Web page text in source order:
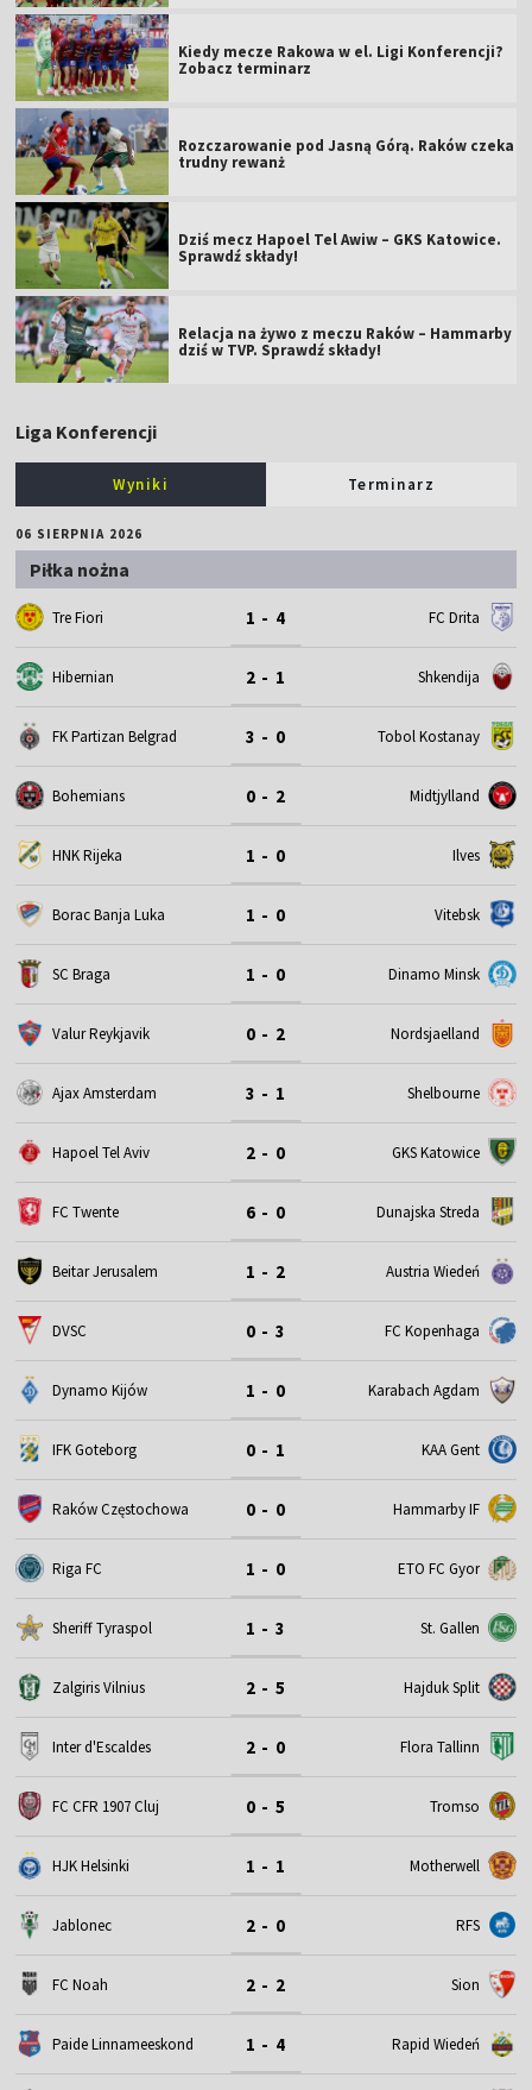
Kiedy mecze Rakowa w el. Ligi Konferencji?
Zobacz terminarz
Rozczarowanie pod Jasną Górą. Raków czeka
trudny rewanż
Dziś mecz Hapoel Tel Awiw – GKS Katowice.
Sprawdź składy!
Relacja na żywo z meczu Raków – Hammarby
dziś w TVP. Sprawdź składy!
Liga Konferencji
Wyniki Terminarz
06 SIERPNIA 2026
Piłka nożna
Tre Fiori 1 - 4 FC Drita
Hibernian 2 - 1 Shkendija
FK Partizan Belgrad 3 - 0 Tobol Kostanay
Bohemians 0 - 2 Midtjylland
HNK Rijeka 1 - 0 Ilves
Borac Banja Luka 1 - 0 Vitebsk
SC Braga 1 - 0 Dinamo Minsk
Valur Reykjavik 0 - 2 Nordsjaelland
Ajax Amsterdam 3 - 1 Shelbourne
Hapoel Tel Aviv 2 - 0 GKS Katowice
FC Twente 6 - 0 Dunajska Streda
Beitar Jerusalem 1 - 2 Austria Wiedeń
DVSC 0 - 3 FC Kopenhaga
Dynamo Kijów 1 - 0 Karabach Agdam
IFK Goteborg 0 - 1 KAA Gent
Raków Częstochowa 0 - 0 Hammarby IF
Riga FC 1 - 0 ETO FC Gyor
Sheriff Tyraspol 1 - 3 St. Gallen
Zalgiris Vilnius 2 - 5 Hajduk Split
Inter d'Escaldes 2 - 0 Flora Tallinn
FC CFR 1907 Cluj 0 - 5 Tromso
HJK Helsinki 1 - 1 Motherwell
Jablonec 2 - 0 RFS
FC Noah 2 - 2 Sion
Paide Linnameeskond 1 - 4 Rapid Wiedeń